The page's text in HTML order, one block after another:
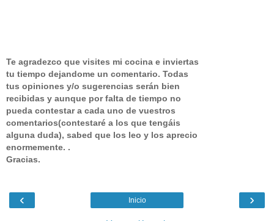
Te agradezco que visites mi cocina e inviertas
tu tiempo dejandome un comentario. Todas
tus opiniones y/o sugerencias serán bien
recibidas y aunque por falta de tiempo no
pueda contestar a cada uno de vuestros
comentarios(contestaré a los que tengáis
alguna duda), sabed que los leo y los aprecio
enormemente. .
Gracias.
‹ ›
Inicio